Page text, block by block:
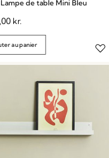
de table Mini Bleu
kr.
au panier